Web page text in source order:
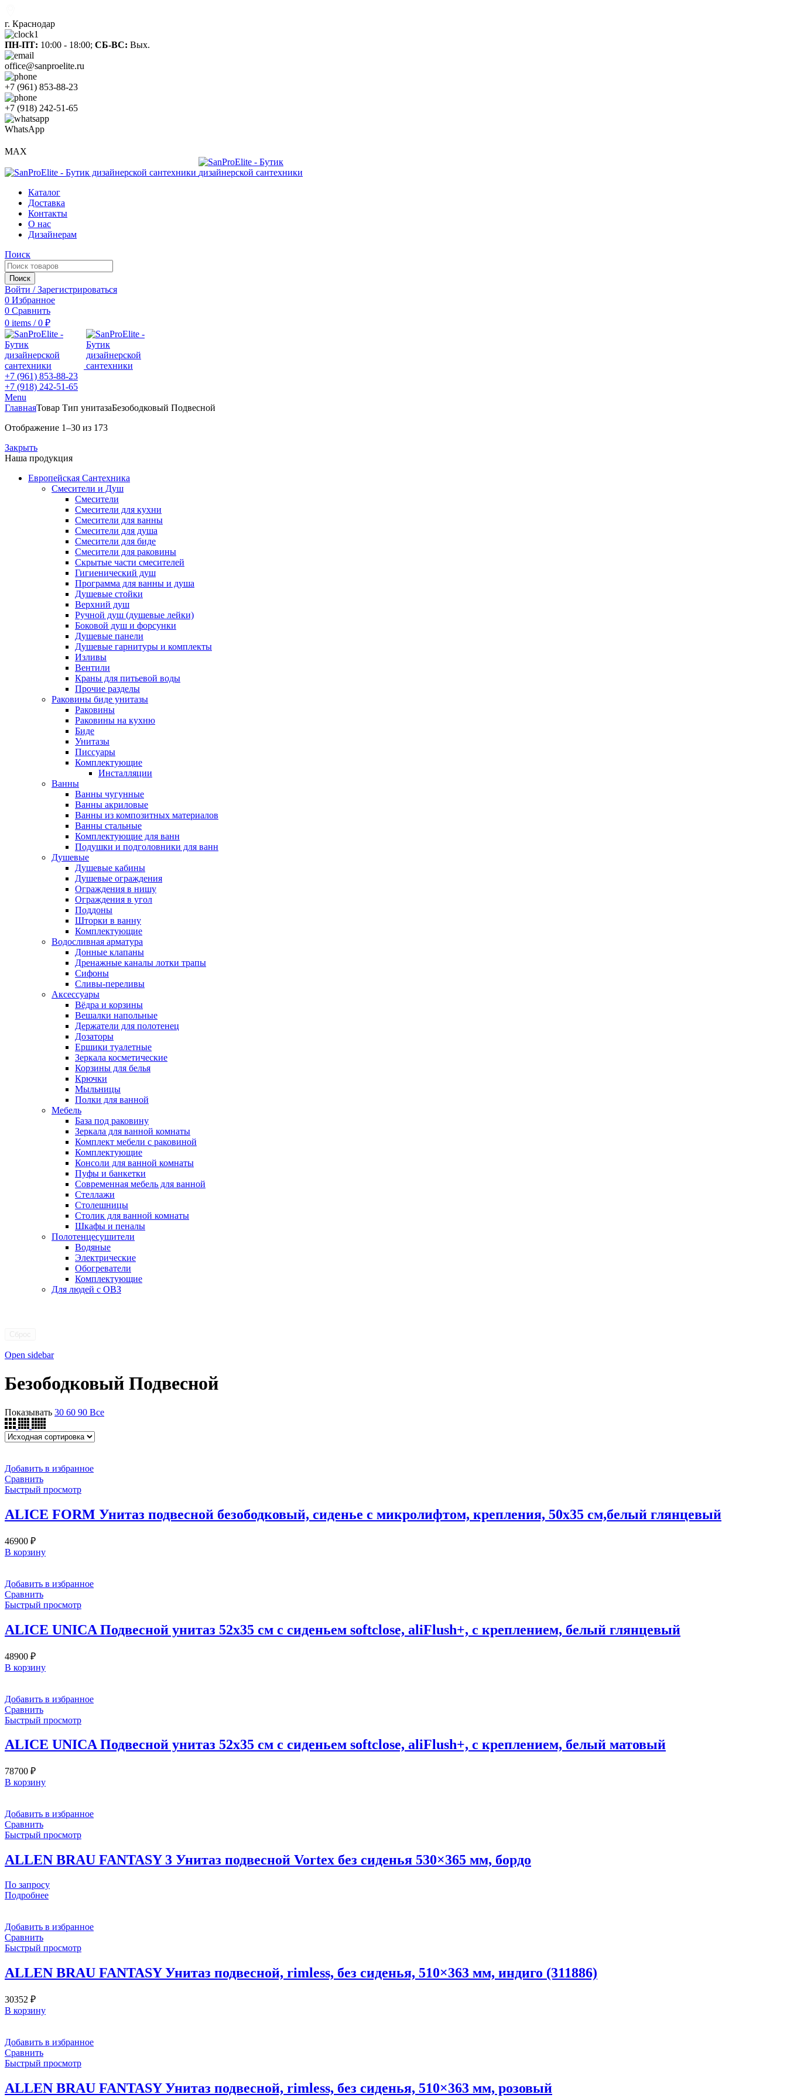
г. Краснодар
ПН-ПТ: 10:00 - 18:00; СБ-ВС: Вых.
office@sanproelite.ru
+7 (961) 853-88-23
+7 (918) 242-51-65
WhatsApp
MAX
Каталог
Доставка
Контакты
О нас
Дизайнерам
Поиск
Поиск
Войти / Зарегистрироваться
0 Избранное
0 Сравнить
0 items / 0 ₽
+7 (961) 853-88-23
+7 (918) 242-51-65
Menu
ГлавнаяТовар Тип унитазаБезободковый Подвесной
Отображение 1–30 из 173
Закрыть
Наша продукция
Европейская Сантехника
Смесители и Душ
Смесители
Смесители для кухни
Смесители для ванны
Смесители для душа
Смесители для биде
Смесители для раковины
Скрытые части смесителей
Гигиенический душ
Программа для ванны и душа
Душевые стойки
Верхний душ
Ручной душ (душевые лейки)
Боковой душ и форсунки
Душевые панели
Душевые гарнитуры и комплекты
Изливы
Вентили
Краны для питьевой воды
Прочие разделы
Раковины биде унитазы
Раковины
Раковины на кухню
Биде
Унитазы
Писсуары
Комплектующие
Инсталляции
Ванны
Ванны чугунные
Ванны акриловые
Ванны из композитных материалов
Ванны стальные
Комплектующие для ванн
Подушки и подголовники для ванн
Душевые
Душевые кабины
Душевые ограждения
Ограждения в нишу
Ограждения в угол
Поддоны
Шторки в ванну
Комплектующие
Водосливная арматура
Донные клапаны
Дренажные каналы лотки трапы
Сифоны
Сливы-переливы
Аксессуары
Вёдра и корзины
Вешалки напольные
Держатели для полотенец
Дозаторы
Ершики туалетные
Зеркала косметические
Корзины для белья
Крючки
Мыльницы
Полки для ванной
Мебель
База под раковину
Зеркала для ванной комнаты
Комплект мебели с раковиной
Комплектующие
Консоли для ванной комнаты
Пуфы и банкетки
Современная мебель для ванной
Стеллажи
Столешницы
Столик для ванной комнаты
Шкафы и пеналы
Полотенцесушители
Водяные
Электрические
Обогреватели
Комплектующие
Для людей с ОВЗ
Open sidebar
Безободковый Подвесной
Показывать 30 60 90 Все
Добавить в избранное
Сравнить
Быстрый просмотр
ALICE FORM Унитаз подвесной безободковый, сиденье с микролифтом, крепления, 50х35 см,белый глянцевый
46900 ₽
В корзину
Добавить в избранное
Сравнить
Быстрый просмотр
ALICE UNICA Подвесной унитаз 52х35 см с сиденьем softclose, aliFlush+, с креплением, белый глянцевый
48900 ₽
В корзину
Добавить в избранное
Сравнить
Быстрый просмотр
ALICE UNICA Подвесной унитаз 52х35 см с сиденьем softclose, aliFlush+, с креплением, белый матовый
78700 ₽
В корзину
Добавить в избранное
Сравнить
Быстрый просмотр
ALLEN BRAU FANTASY 3 Унитаз подвесной Vortex без сиденья 530×365 мм, бордо
По запросу
Подробнее
Добавить в избранное
Сравнить
Быстрый просмотр
ALLEN BRAU FANTASY Унитаз подвесной, rimless, без сиденья, 510×363 мм, индиго (311886)
30352 ₽
В корзину
Добавить в избранное
Сравнить
Быстрый просмотр
ALLEN BRAU FANTASY Унитаз подвесной, rimless, без сиденья, 510×363 мм, розовый